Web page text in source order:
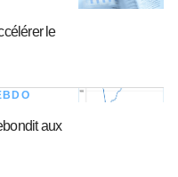
le
aux